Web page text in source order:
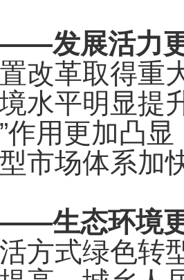
展活力更
改革取得重
水平明显提
作用更加凸
市场体系加
态环境更
方式绿色转